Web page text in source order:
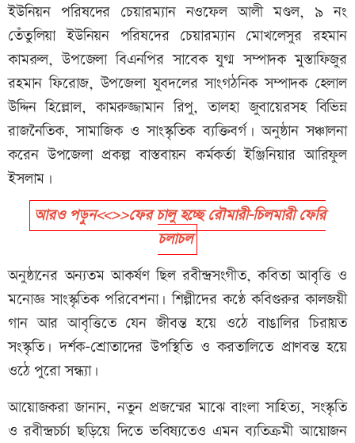
ইউনিয়ন পরিষদের চেয়ারম্যান নওফেল আলী মণ্ডল, ৯ নং
তেঁতুলিয়া ইউনিয়ন পরিষদের চেয়ারম্যান মোখলেসুর রহমান
কামরুল, উপজেলা বিএনপির সাবেক যুগ্ম সম্পাদক মুস্তাফিজুর
রহমান ফিরোজ, উপজেলা যুবদলের সাংগঠনিক সম্পাদক হেলাল
উদ্দিন হিল্লোল, কামরুজ্জামান রিপু, তালহা জুবায়েরসহ বিভিন্ন
রাজনৈতিক, সামাজিক ও সাংস্কৃতিক ব্যক্তিবর্গ। অনুষ্ঠান সঞ্চালনা
করেন উপজেলা প্রকল্প বাস্তবায়ন কর্মকর্তা ইঞ্জিনিয়ার আরিফুল
ইসলাম।
আরও পড়ুন<<>>ফের চালু হচ্ছে রৌমারী-চিলমারী ফেরি
চলাচল
অনুষ্ঠানের অন্যতম আকর্ষণ ছিল রবীন্দ্রসংগীত, কবিতা আবৃত্তি ও
মনোজ্ঞ সাংস্কৃতিক পরিবেশনা। শিল্পীদের কণ্ঠে কবিগুরুর কালজয়ী
গান আর আবৃত্তিতে যেন জীবন্ত হয়ে ওঠে বাঙালির চিরায়ত
সংস্কৃতি। দর্শক-শ্রোতাদের উপস্থিতি ও করতালিতে প্রাণবন্ত হয়ে
ওঠে পুরো সন্ধ্যা।
আয়োজকরা জানান, নতুন প্রজন্মের মাঝে বাংলা সাহিত্য, সংস্কৃতি
ও রবীন্দ্রচর্চা ছড়িয়ে দিতে ভবিষ্যতেও এমন ব্যতিক্রমী আয়োজন